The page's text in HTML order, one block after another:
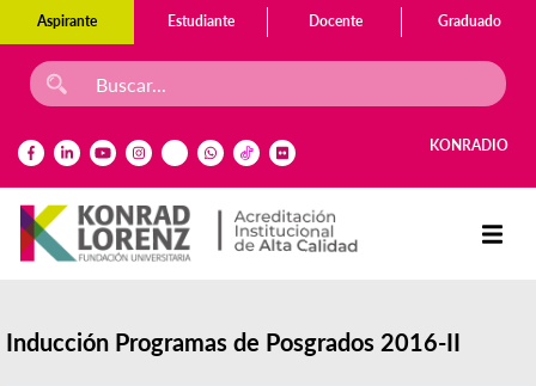
Aspirante Estudiante Docente Graduado
KONRADIO
Inducción Programas de Posgrados 2016-II